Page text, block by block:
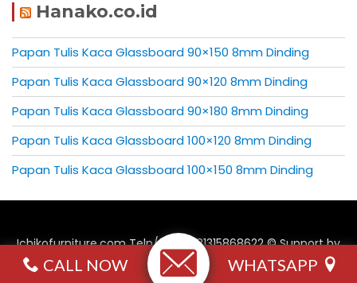
CALL NOW WHATSAPP
Hanako.co.id
Papan Tulis Kaca Glassboard 90×150 8mm Dinding
Papan Tulis Kaca Glassboard 90×120 8mm Dinding
Papan Tulis Kaca Glassboard 90×180 8mm Dinding
Papan Tulis Kaca Glassboard 100×120 8mm Dinding
Papan Tulis Kaca Glassboard 100×150 8mm Dinding
Ichikofurniture.com Telp/ WA : 081315868622 © Support by
Manarafurniture.com